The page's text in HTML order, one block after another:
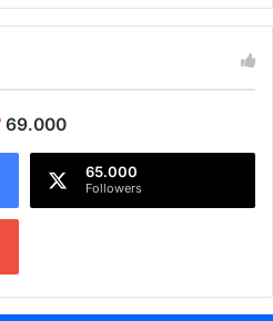
69.000
65.000
Followers